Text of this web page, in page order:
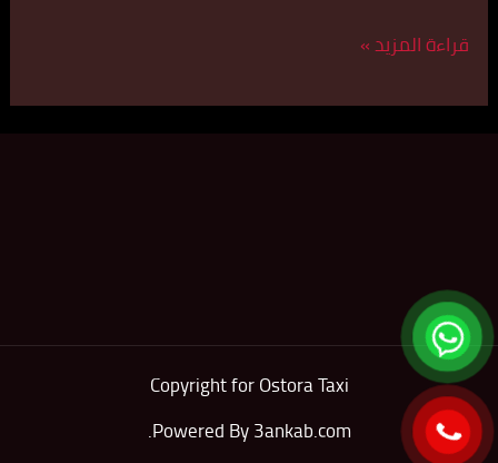
قراءة المزيد »
Copyright for Ostora Taxi
Powered By3ankab.com
.